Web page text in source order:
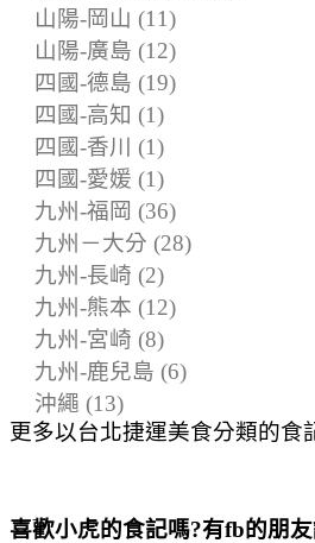
山陽-岡山 (11)
山陽-廣島 (12)
四國-德島 (19)
四國-高知 (1)
四國-香川 (1)
四國-愛媛 (1)
九州-福岡 (36)
九州－大分 (28)
九州-長崎 (2)
九州-熊本 (12)
九州-宮崎 (8)
九州-鹿兒島 (6)
沖繩 (13)
更多以台北捷運美食分類的食
喜歡小虎的食記嗎?有fb的朋